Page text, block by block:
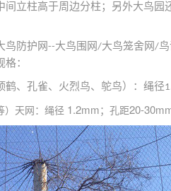
间立柱高于周边分柱；另外大鸟
鸟防护网--大鸟围网 /大鸟笼舍网 /
：
鹤、孔雀、火烈鸟、鸵鸟）：绳径
）天网：绳径 1.2mm ；孔距20-